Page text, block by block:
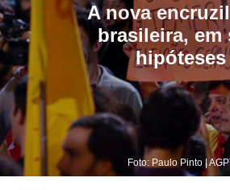
A nova
brasileira, em
hipóteses
Foto: Paulo Pinto |